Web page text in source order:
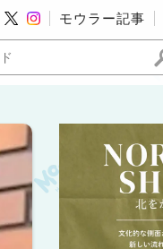
モウラー記事